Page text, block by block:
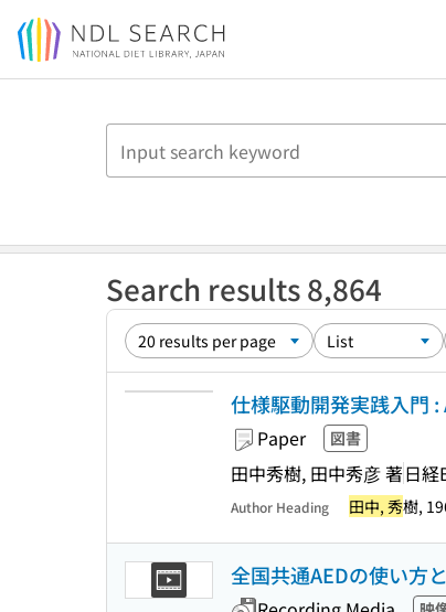
Jump to main content
Search results 8,864
仕様駆動開発実践入門
Paper 図書
田中秀樹, 田中秀彦 著日経
Author Heading 田中, 秀樹,
全国共通AEDの使い方